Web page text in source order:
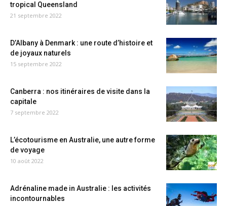
tropical Queensland
21 septembre 2022
D’Albany à Denmark : une route d’histoire et
de joyaux naturels
15 septembre 2022
Canberra : nos itinéraires de visite dans la
capitale
7 septembre 2022
L’écotourisme en Australie, une autre forme
de voyage
10 août 2022
Adrénaline made in Australie : les activités
incontournables